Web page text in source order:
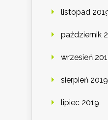
listopad
październik
wrzesień
sierpień 2019
lipiec 2019